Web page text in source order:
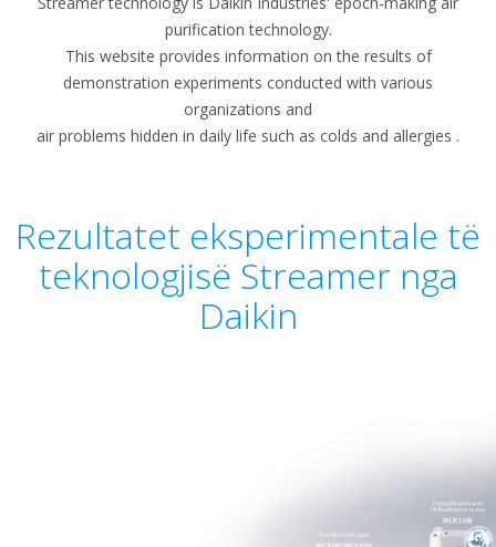
purification technology.
This website provides information on the results of
demonstration experiments conducted with various
organizations and
air problems hidden in daily life such as colds and allergies .
Rezultatet eksperimentale të
teknologjisë Streamer nga
Daikin